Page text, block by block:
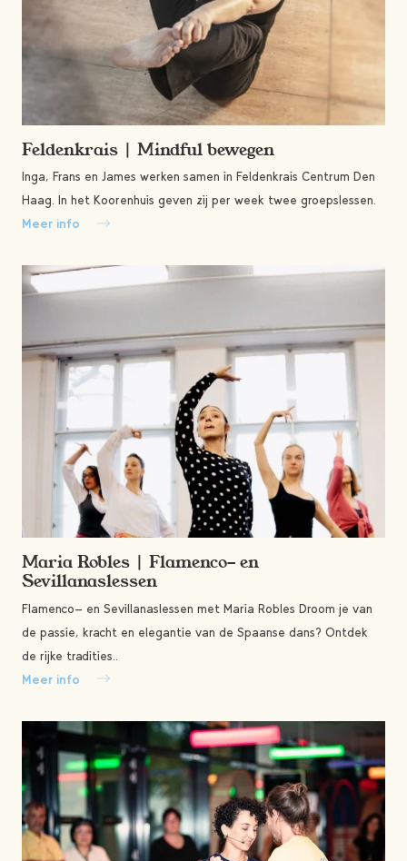
Feldenkrais | Mindful bewegen
Inga, Frans en James werken samen in Feldenkrais Centrum Den
Haag. In het Koorenhuis geven zij per week twee groepslessen.
Meer info
Maria Robles | Flamenco- en
Sevillanaslessen
Flamenco- en Sevillanaslessen met Maria Robles Droom je van
de passie, kracht en elegantie van de Spaanse dans? Ontdek
de rijke tradities..
Meer info